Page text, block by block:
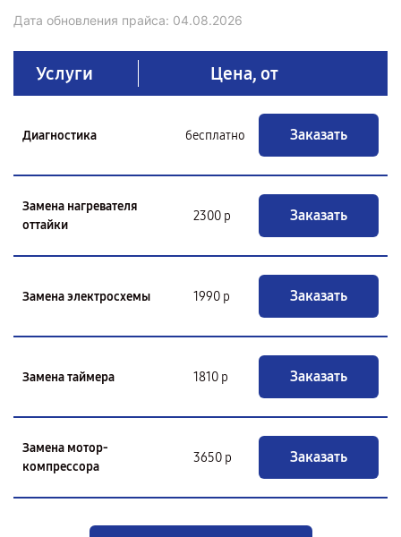
Дата обновления прайса: 04.08.2026
Услуги Цена, от
Диагностика бесплатно Заказать
Замена нагревателя
оттайки
2300 р Заказать
Замена электросхемы 1990 р Заказать
Замена таймера 1810 р Заказать
Замена мотор-
компрессора
3650 р Заказать